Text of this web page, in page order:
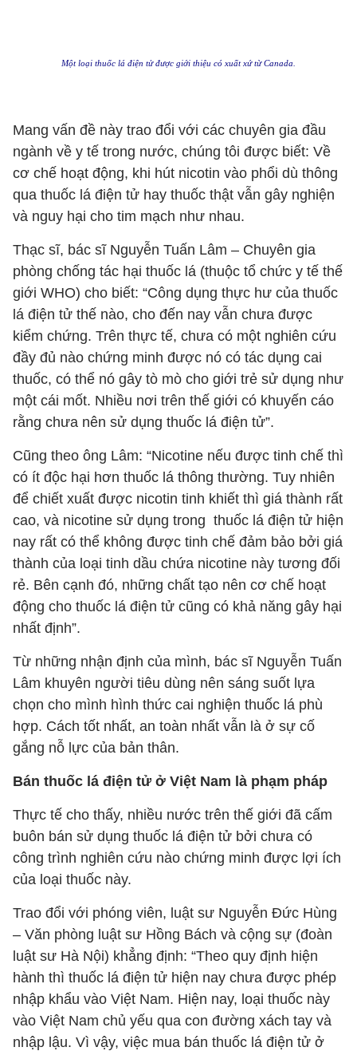
Một loại thuốc lá điện tử được giới thiệu có xuất xứ từ Canada.
Mang vấn đề này trao đổi với các chuyên gia đầu
ngành về y tế trong nước, chúng tôi được biết: Về
cơ chế hoạt động, khi hút nicotin vào phổi dù thông
qua thuốc lá điện tử hay thuốc thật vẫn gây nghiện
và nguy hại cho tim mạch như nhau.
Thạc sĩ, bác sĩ Nguyễn Tuấn Lâm – Chuyên gia
phòng chống tác hại thuốc lá (thuộc tổ chức y tế thế
giới WHO) cho biết: “Công dụng thực hư của thuốc
lá điện tử thế nào, cho đến nay vẫn chưa được
kiểm chứng. Trên thực tế, chưa có một nghiên cứu
đầy đủ nào chứng minh được nó có tác dụng cai
thuốc, có thể nó gây tò mò cho giới trẻ sử dụng như
một cái mốt. Nhiều nơi trên thế giới có khuyến cáo
rằng chưa nên sử dụng thuốc lá điện tử”.
Cũng theo ông Lâm: “Nicotine nếu được tinh chế thì
có ít độc hại hơn thuốc lá thông thường. Tuy nhiên
để chiết xuất được nicotin tinh khiết thì giá thành rất
cao, và nicotine sử dụng trong thuốc lá điện tử hiện
nay rất có thể không được tinh chế đảm bảo bởi giá
thành của loại tinh dầu chứa nicotine này tương đối
rẻ. Bên cạnh đó, những chất tạo nên cơ chế hoạt
động cho thuốc lá điện tử cũng có khả năng gây hại
nhất định”.
Từ những nhận định của mình, bác sĩ Nguyễn Tuấn
Lâm khuyên người tiêu dùng nên sáng suốt lựa
chọn cho mình hình thức cai nghiện thuốc lá phù
hợp. Cách tốt nhất, an toàn nhất vẫn là ở sự cố
gắng nỗ lực của bản thân.
Bán thuốc lá điện tử ở Việt Nam là phạm pháp
Thực tế cho thấy, nhiều nước trên thế giới đã cấm
buôn bán sử dụng thuốc lá điện tử bởi chưa có
công trình nghiên cứu nào chứng minh được lợi ích
của loại thuốc này.
Trao đổi với phóng viên, luật sư Nguyễn Đức Hùng
– Văn phòng luật sư Hồng Bách và cộng sự (đoàn
luật sư Hà Nội) khẳng định: “Theo quy định hiện
hành thì thuốc lá điện tử hiện nay chưa được phép
nhập khẩu vào Việt Nam. Hiện nay, loại thuốc này
vào Việt Nam chủ yếu qua con đường xách tay và
nhập lậu. Vì vậy, việc mua bán thuốc lá điện tử ở